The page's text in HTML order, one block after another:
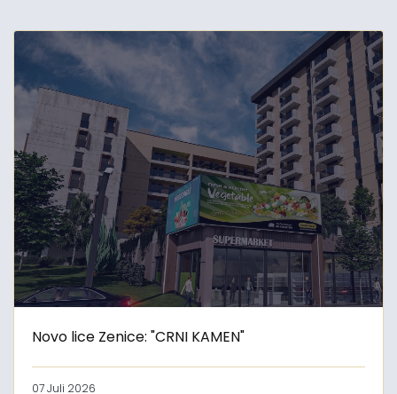
Novo lice Zenice: "CRNI KAMEN"
07 Juli 2026